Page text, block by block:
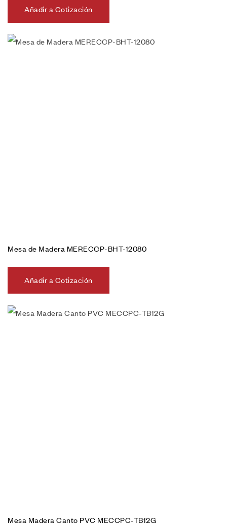
Añadir a Cotización
Mesa de Madera MERECCP-BHT-12080
Añadir a Cotización
Mesa Madera Canto PVC MECCPC-TB12G